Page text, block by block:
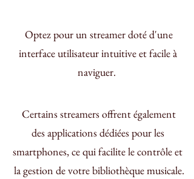
interface utilisateur intuitive et facile à
naviguer.
des applications dédiées pour les
smartphones, ce qui facilite le contrôle et
la gestion de votre bibliothèque musicale.